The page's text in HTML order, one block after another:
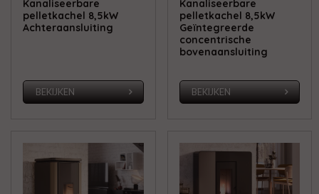
Kanaliseerbare
pelletkachel 8,5kW
Achteraansluiting
BEKIJKEN
Kanaliseerbare
pelletkachel 8,5kW
Geïntegreerde
concentrische
bovenaansluiting
BEKIJKEN